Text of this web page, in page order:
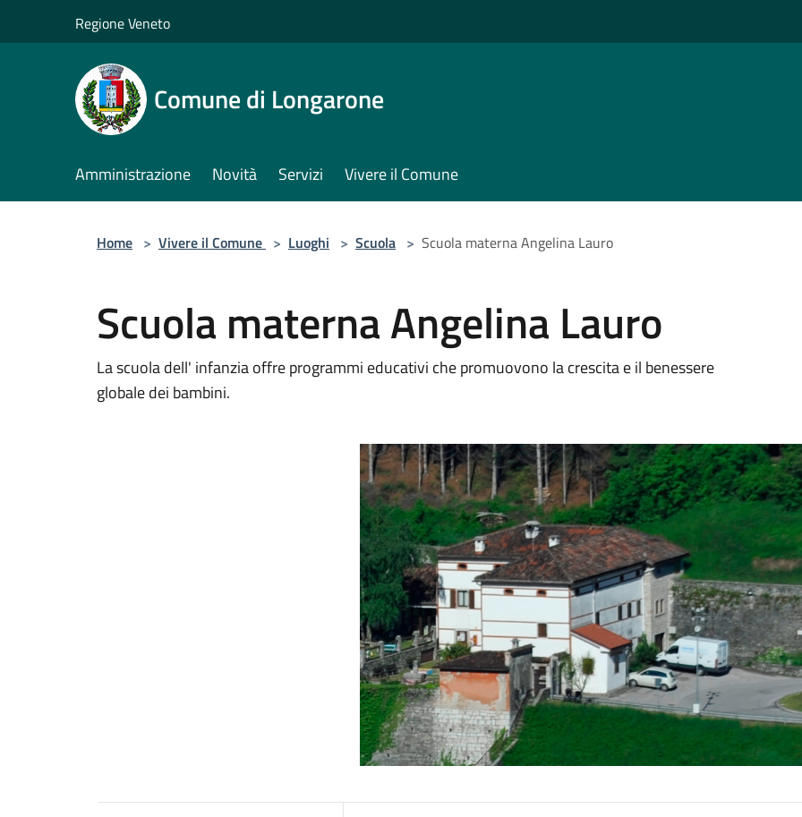
Regione Veneto
Comune di Longarone
Amministrazione Novità Servizi Vivere il Comune
Home > Vivere il Comune > Luoghi > Scuola > Scuola materna Angelina Lauro
Scuola materna Angelina Lauro
La scuola dell' infanzia offre programmi educativi che promuovono la crescita e il benessere
globale dei bambini.